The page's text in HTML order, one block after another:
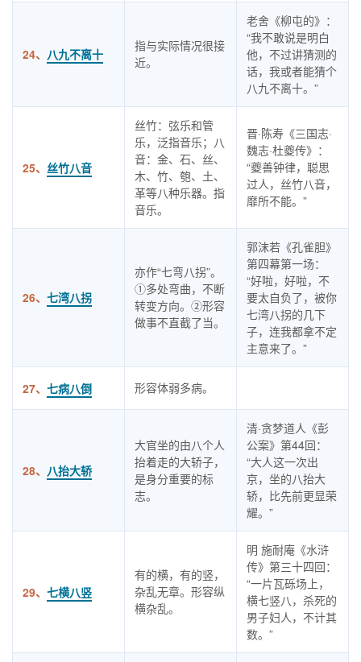
24、 八九不离十
指与实际情况很接
近。
老舍《柳屯的》：
“我不敢说是明白
他，不过讲猜测的
话，我或者能猜个
八九不离十。”
25、 丝竹八音
丝竹：弦乐和管
乐，泛指音乐；八
音：金、石、丝、
木、竹、匏、土、
革等八种乐器。指
音乐。
晋·陈寿《三国志·
魏志·杜夔传》：
“夔善钟律，聪思
过人，丝竹八音，
靡所不能。”
26、 七湾八拐
亦作“七弯八拐”。
①多处弯曲，不断
转变方向。②形容
做事不直截了当。
郭沫若《孔雀胆》
第四幕第一场：
“好啦，好啦，不
要太自负了，被你
七湾八拐的几下
子，连我都拿不定
主意来了。”
27、 七病八倒 形容体弱多病。
28、 八抬大轿
大官坐的由八个人
抬着走的大轿子，
是身分重要的标
志。
清·贪梦道人《彭
公案》第44回：
“大人这一次出
京，坐的八抬大
轿，比先前更显荣
耀。”
29、 七横八竖
有的横，有的竖，
杂乱无章。形容纵
横杂乱。
明 施耐庵《水浒
传》第三十四回：
“一片瓦砾场上，
横七竖八，杀死的
男子妇人，不计其
数。”